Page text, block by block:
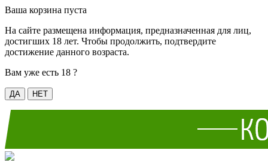
Ваша корзина пуста
На сайте размещена информация, предназначенная для лиц,
достигших 18 лет. Чтобы продолжить, подтвердите
достижение данного возраста.
Вам уже есть 18 ?
ДА НЕТ